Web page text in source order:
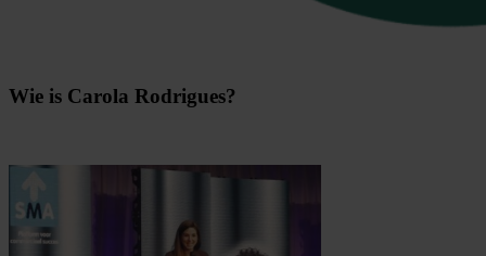
Wie is Carola Rodrigues?